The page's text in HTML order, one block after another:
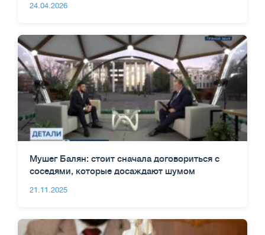
24.04.2026
Мушег Балян: стоит сначала договориться с
соседями, которые досаждают шумом
21.11.2025